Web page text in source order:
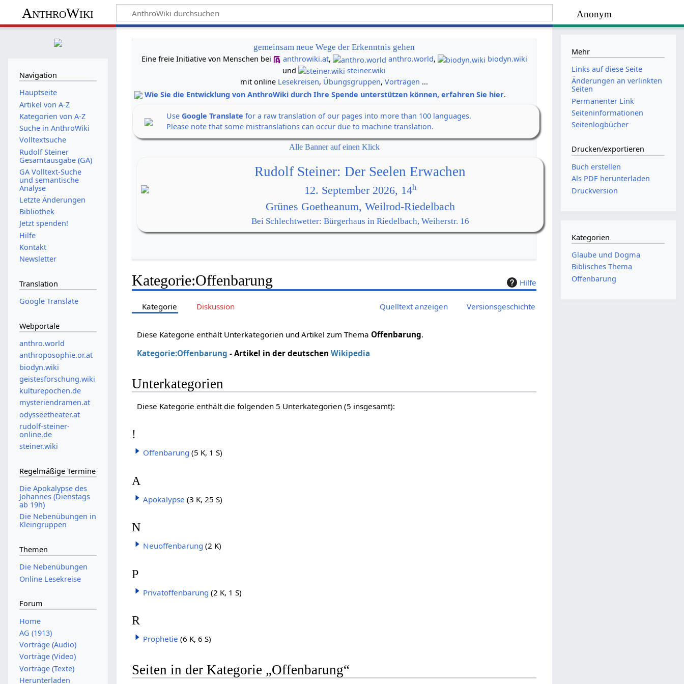
Anonym
AnthroWiki
gemeinsam neue Wege der Erkenntnis gehen
Eine freie Initiative von Menschen bei
anthrowiki.at, anthro.world,
biodyn.wiki
und
steiner.wiki
mit online Lesekreisen, Übungsgruppen,Vorträgen ...
Wie Sie die Entwicklung von AnthroWiki durch Ihre Spende unterstützen können, erfahren Sie hier.
UseGoogle Translate for a raw translation of our pages into more than 100 languages.
Please note that some mistranslations can occur due to machine translation.
Alle Banner auf einen Klick
Rudolf Steiner: Der Seelen Erwachen
12. September 2026, 14h
Grünes Goetheanum, Weilrod-Riedelbach
Bei Schlechtwetter: Bürgerhaus in Riedelbach, Weiherstr. 16
Hilfe
Kategorie:Offenbarung
Kategorie Diskussion Quelltext anzeigen Versionsgeschichte
Diese Kategorie enthält Unterkategorien und Artikel zum Thema Offenbarung.
Kategorie:Offenbarung - Artikel in der deutschenWikipedia
Unterkategorien
Diese Kategorie enthält die folgenden 5 Unterkategorien (5 insgesamt):
!
Offenbarung (5 K, 1 S)
A
Apokalypse (3 K, 25 S)
N
Neuoffenbarung (2 K)
P
Privatoffenbarung (2 K, 1 S)
R
Prophetie (6 K, 6 S)
Seiten in der Kategorie „Offenbarung“
Navigation
Hauptseite
Artikel von A-Z
Kategorien von A-Z
Suche in AnthroWiki
Volltextsuche
Rudolf Steiner
Gesamtausgabe (GA)
GA Volltext-Suche
und semantische
Analyse
Letzte Änderungen
Bibliothek
Jetzt spenden!
Hilfe
Kontakt
Newsletter
Translation
Google Translate
Webportale
anthro.world
anthroposophie.or.at
biodyn.wiki
geistesforschung.wiki
kulturepochen.de
mysteriendramen.at
odysseetheater.at
rudolf-steiner-
online.de
steiner.wiki
Regelmäßige Termine
Die Apokalypse des
Johannes (Dienstags
ab 19h)
Die Nebenübungen in
Kleingruppen
Themen
Die Nebenübungen
Online Lesekreise
Forum
Home
AG (1913)
Vorträge (Audio)
Vorträge (Video)
Vorträge (Texte)
Herunterladen
Mehr
Links auf diese Seite
Änderungen an verlinkten
Seiten
Permanenter Link
Seiten­­informationen
Seitenlogbücher
Drucken/­exportieren
Buch erstellen
Als PDF herunterladen
Druckversion
Kategorien
Glaube und Dogma
Biblisches Thema
Offenbarung